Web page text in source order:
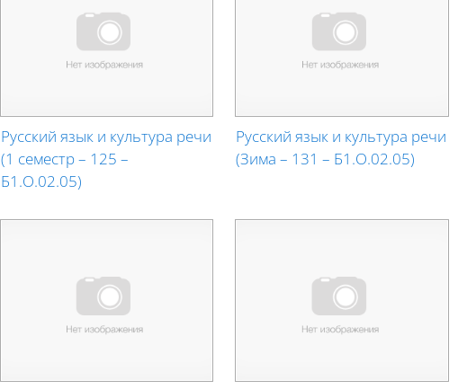
Русский язык и культура речи
(1 семестр – 125 –
Б1.О.02.05)
Русский язык и культура речи
(Зима – 131 – Б1.О.02.05)